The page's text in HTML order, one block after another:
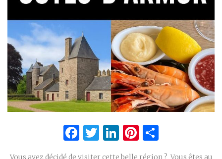
Facebook
Twitter
LinkedIn
Pinterest
Vous avez décidé de visiter cette belle région ? Vous êtes au